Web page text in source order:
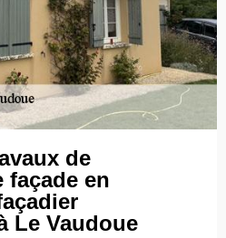
de
façade en
Le Vaudoue